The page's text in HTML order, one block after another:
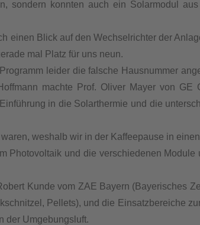
sondern konnten auch ein Solarmodul
einen Blick auf den Wechselrichter der
mal Platz für uns neun.
leider die falsche Hausnummer
machte Prof. Oliver Mayer von GE
in die Solarthermie und die
weshalb wir in der Kaffeepause in
Photovoltaik und die verschiedenen
Kunde vom ZAE Bayern (Bayerisches
Pellets), und die Einsatzbereiche
der Umgebungsluft.